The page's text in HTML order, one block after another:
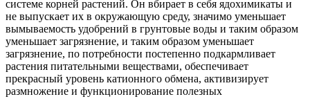
системе корней растений. Он вбирает в себя ядохимикаты и
не выпускает их в окружающую среду, значимо уменьшает
вымываемость удобрений в грунтовые воды и таким образом
уменьшает загрязнение, и таким образом уменьшает
загрязнение, по потребности постепенно подкармливает
растения питательными веществами, обеспечивает
прекрасный уровень катионного обмена, активизирует
размножение и функционирование полезных